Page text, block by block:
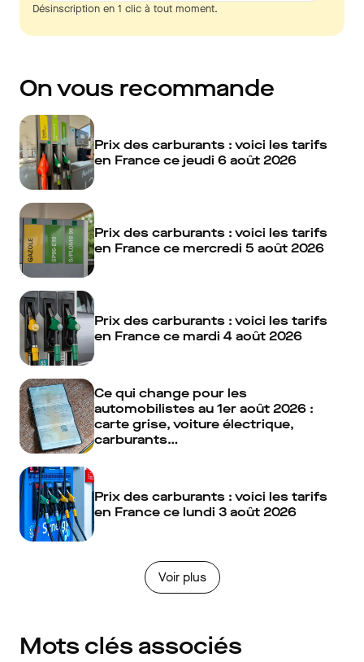
Désinscription en 1 clic à tout moment.
On vous recommande
Prix des carburants : voici les tarifs
en France ce jeudi 6 août 2026
Prix des carburants : voici les tarifs
en France ce mercredi 5 août 2026
Prix des carburants : voici les tarifs
en France ce mardi 4 août 2026
Ce qui change pour les
automobilistes au 1er août 2026 :
carte grise, voiture électrique,
carburants…
Prix des carburants : voici les tarifs
en France ce lundi 3 août 2026
Voir plus
Mots clés associés